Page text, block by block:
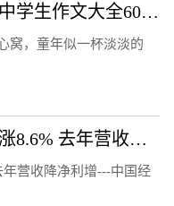
中学生作文大全600字写人 中学生作文大全600字
窝，童年似一杯淡淡的
民爆光电上市募13.4亿首日涨8.6% 去年营收降净利增
营收降净利增---中国经